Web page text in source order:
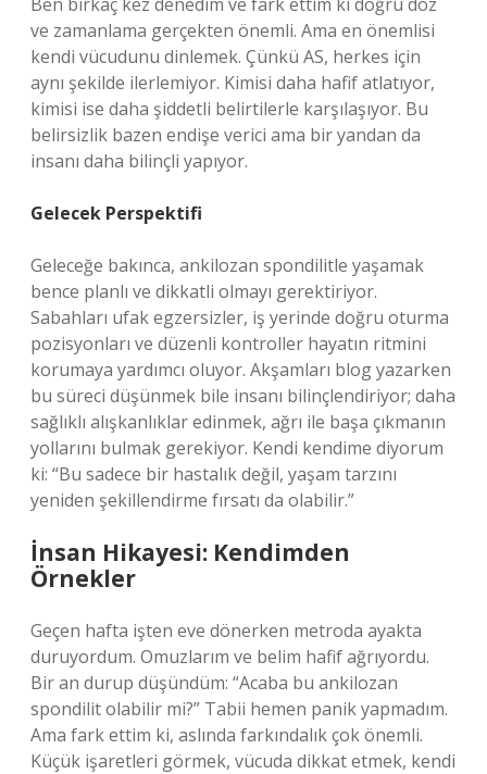
ve zamanlama gerçekten önemli. Ama en önemlisi
kendi vücudunu dinlemek. Çünkü AS, herkes için
aynı şekilde ilerlemiyor. Kimisi daha hafif atlatıyor,
kimisi ise daha şiddetli belirtilerle karşılaşıyor. Bu
belirsizlik bazen endişe verici ama bir yandan da
insanı daha bilinçli yapıyor.
Gelecek Perspektifi
Geleceğe bakınca, ankilozan spondilitle yaşamak
bence planlı ve dikkatli olmayı gerektiriyor.
Sabahları ufak egzersizler, iş yerinde doğru oturma
pozisyonları ve düzenli kontroller hayatın ritmini
korumaya yardımcı oluyor. Akşamları blog yazarken
bu süreci düşünmek bile insanı bilinçlendiriyor; daha
sağlıklı alışkanlıklar edinmek, ağrı ile başa çıkmanın
yollarını bulmak gerekiyor. Kendi kendime diyorum
ki: “Bu sadece bir hastalık değil, yaşam tarzını
yeniden şekillendirme fırsatı da olabilir.”
İnsan Hikayesi: Kendimden
Örnekler
Geçen hafta işten eve dönerken metroda ayakta
duruyordum. Omuzlarım ve belim hafif ağrıyordu.
Bir an durup düşündüm: “Acaba bu ankilozan
spondilit olabilir mi?” Tabii hemen panik yapmadım.
Ama fark ettim ki, aslında farkındalık çok önemli.
Küçük işaretleri görmek, vücuda dikkat etmek, kendi